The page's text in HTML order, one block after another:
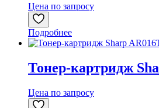
Цена по запросу
Подробнее
Тонер-картридж
Цена по запросу